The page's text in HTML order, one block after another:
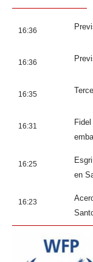
16:36
16:36
16:35
16:31
16:25
en
16:23